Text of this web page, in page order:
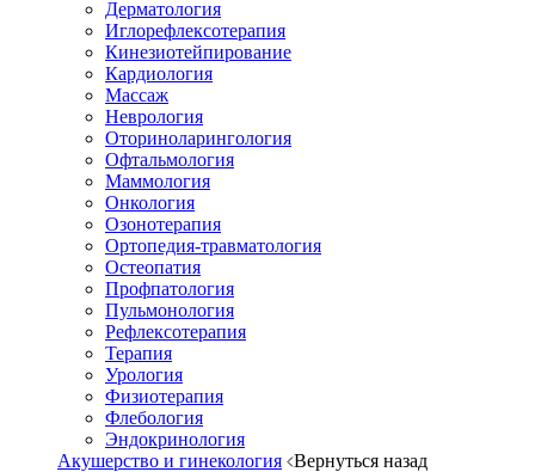
Дерматология
Иглорефлексотерапия
Кинезиотейпирование
Кардиология
Массаж
Неврология
Оториноларингология
Офтальмология
Маммология
Онкология
Озонотерапия
Ортопедия-травматология
Остеопатия
Профпатология
Пульмонология
Рефлексотерапия
Терапия
Урология
Физиотерапия
Флебология
Эндокринология
Акушерство и гинекология Вернуться назад